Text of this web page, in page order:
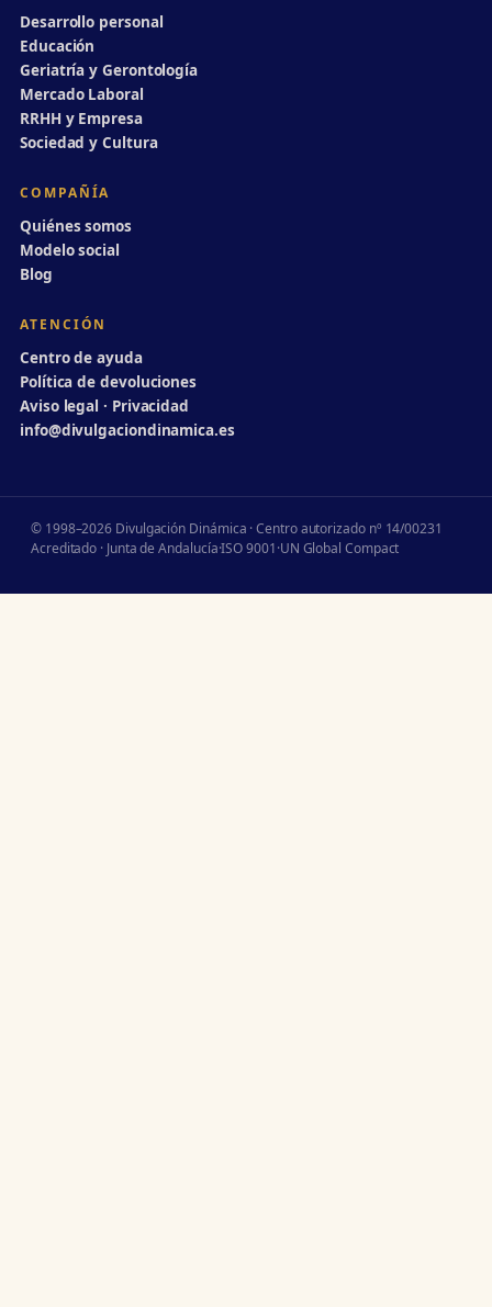
Desarrollo personal
Educación
Geriatría y Gerontología
Mercado Laboral
RRHH y Empresa
Sociedad y Cultura
COMPAÑÍA
Quiénes somos
Modelo social
Blog
ATENCIÓN
Centro de ayuda
Política de devoluciones
Aviso legal · Privacidad
info@divulgaciondinamica.es
© 1998–2026 Divulgación Dinámica · Centro autorizado nº 14/00231
Acreditado · Junta de Andalucía·ISO 9001·UN Global Compact